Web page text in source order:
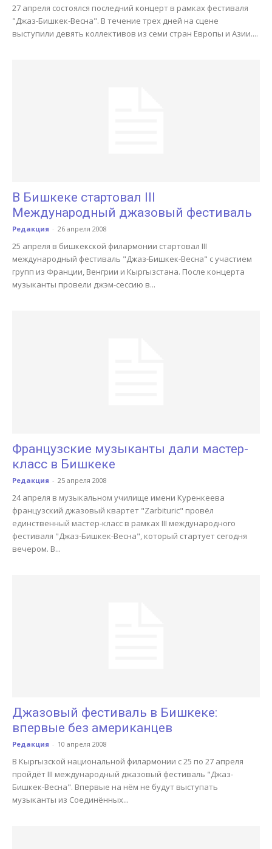
27 апреля состоялся последний концерт в рамках фестиваля
"Джаз-Бишкек-Весна". В течение трех дней на сцене
выступили девять коллективов из семи стран Европы и Азии....
В Бишкеке стартовал III
Международный джазовый фестиваль
Редакция - 26 апреля 2008
25 апреля в бишкекской филармонии стартовал III
международный фестиваль "Джаз-Бишкек-Весна" с участием
групп из Франции, Венгрии и Кыргызстана. После концерта
музыканты провели джэм-сессию в...
Французские музыканты дали мастер-
класс в Бишкеке
Редакция - 25 апреля 2008
24 апреля в музыкальном училище имени Куренкеева
французский джазовый квартет "Zarbituric" провёл
единственный мастер-класс в рамках III международного
фестиваля "Джаз-Бишкек-Весна", который стартует сегодня
вечером. В...
Джазовый фестиваль в Бишкеке:
впервые без американцев
Редакция - 10 апреля 2008
В Кыргызской национальной филармонии с 25 по 27 апреля
пройдёт III международный джазовый фестиваль "Джаз-
Бишкек-Весна". Впервые на нём не будут выступать
музыканты из Соединённых...